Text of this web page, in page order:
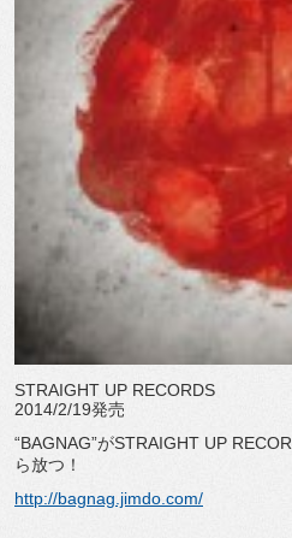
STRAIGHT UP RECORDS
2014/2/19発売
“BAGNAG”がSTRAIGHT UP
ら放つ！
http://bagnag.jimdo.com/